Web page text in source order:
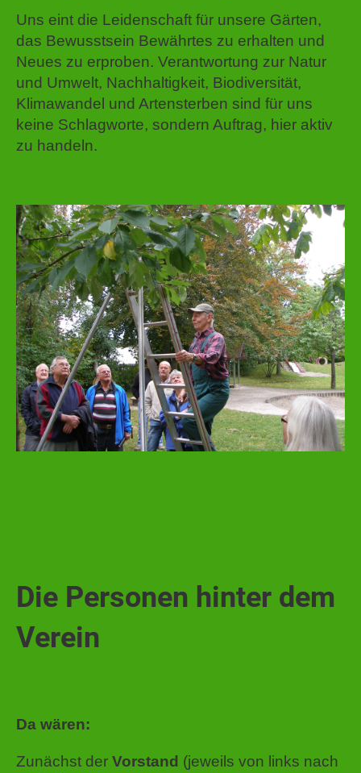
Uns eint die Leidenschaft für unsere Gärten,
das Bewusstsein Bewährtes zu erhalten und
Neues zu erproben. Verantwortung zur Natur
und Umwelt, Nachhaltigkeit, Biodiversität,
Klimawandel und Artensterben sind für uns
keine Schlagworte, sondern Auftrag, hier aktiv
zu handeln.
Die Personen hinter dem
Verein
Da wären:
Zunächst der Vorstand (jeweils von links nach